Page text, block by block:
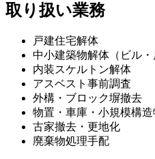
取り扱い業務
戸建住宅解体
中小建築物解体（ビル・
内装スケルトン解体
アスベスト事前調査
外構・ブロック塀撤去
物置・車庫・小規模構
古家撤去・更地化
廃棄物処理手配